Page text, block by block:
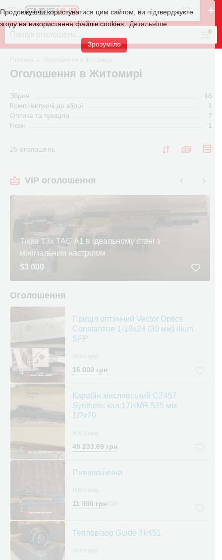
Продовжуючи користуватися цим сайтом, ви підтверджуєте
згоду на використання файлів cookies.
Детальніше
Зрозуміло
Оголошення в Житомирі
Зброя
16
Комплектуючі до зброї
1
Оптика та приціли
7
Ножі
1
25 оголошень
VIP оголошення
Tikka T3x TAC A1 в ідеальному стані з
мінімальним настрілом
$3 000
Оголошення
4
Приціл оптичний Vector Optics
Constantine 1-10x24 (30 мм) illum.
SFP
15 000 грн
6
Карабін мисливський CZ457
Synthetic кал.17HMR 525 мм,
1/2x20
49 233.69 грн
5
Пневматична
11 000 грн
Тепловізор Guide Tk451